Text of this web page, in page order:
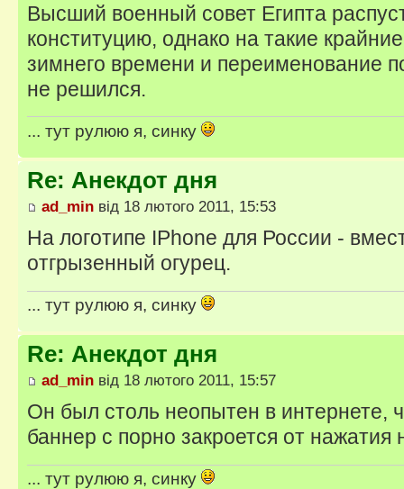
Высший военный совет Египта
конституцию, однако на такие
зимнего времени и переименование
не решился.
... тут рулюю я, синку
Re: Анекдот дня
ad_min від 18 лютого 2011, 15:53
На логотипе IPhone для России -
отгрызенный огурец.
... тут рулюю я, синку
Re: Анекдот дня
ad_min від 18 лютого 2011, 15:57
Он был столь неопытен в интернете,
баннер с порно закроется от нажатия
... тут рулюю я, синку